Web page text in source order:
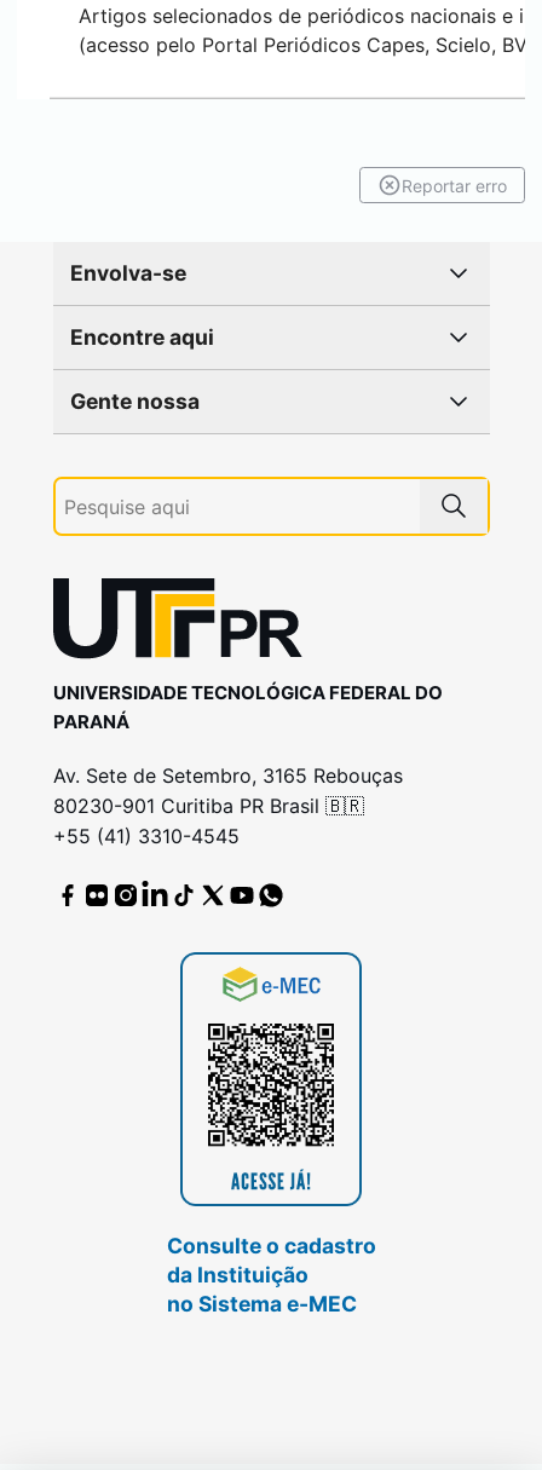
Artigos selecionados de periódicos nacionais e
(acesso pelo Portal Periódicos Capes, Scielo,
Reportar erro
Envolva-se
Encontre aqui
Gente nossa
UNIVERSIDADE TECNOLÓGICA FEDERAL DO
PARANÁ
Av. Sete de Setembro, 3165 Rebouças
80230-901 Curitiba PR Brasil 🇧🇷
+55 (41) 3310-4545
Consulte o cadastro
da Instituição
no Sistema e-MEC